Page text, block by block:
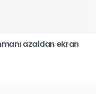
azaldan ekran